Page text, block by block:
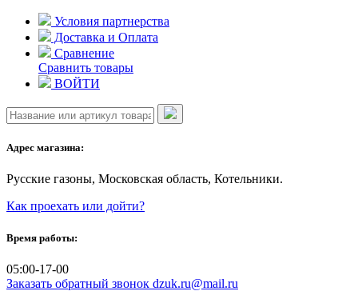
Skip
content
Условия партнерства
Доставка и Оплата
Сравнение
Сравнить товары
ВОЙТИ
Адрес магазина:
Русские газоны, Московская область, Котельники.
Как проехать или дойти?
Время работы:
05:00-17-00
Заказать обратный звонок dzuk.ru@mail.ru